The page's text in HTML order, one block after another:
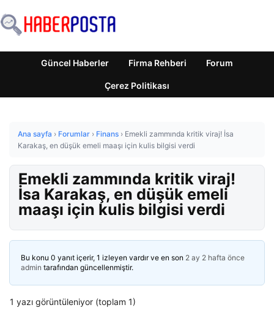
Güncel Haberler Firma Rehberi Forum
Çerez Politikası
Ana sayfa › Forumlar › Finans › Emekli zammında kritik viraj! İsa
Karakaş, en düşük emeli maaşı için kulis bilgisi verdi
Emekli zammında kritik viraj!
İsa Karakaş, en düşük emeli
maaşı için kulis bilgisi verdi
Bu konu 0 yanıt içerir, 1 izleyen vardır ve en son 2 ay 2 hafta önce
admin tarafından güncellenmiştir.
1 yazı görüntüleniyor (toplam 1)